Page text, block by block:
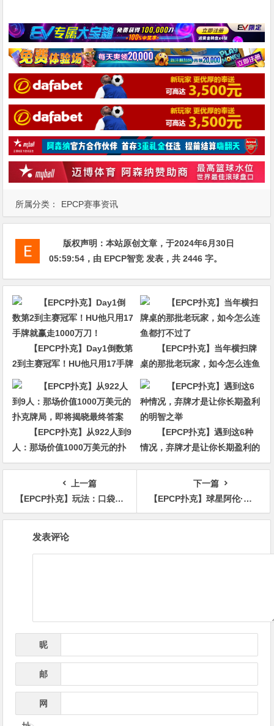
所属分类： EPCP赛事资讯
版权声明：本站原创文章，于2024年6月30日
05:59:54 ，由 EPCP智竞 发表，共 2446 字。
【EPCP扑克】Day1倒数第
2到主赛冠军！HU他只用17手牌
就赢走1000万刀！
【EPCP扑克】当年横扫牌
桌的那批老玩家，如今怎么连鱼
都打不过了
【EPCP扑克】从922人到9
人：那场价值1000万美元的扑
克牌局，即将揭晓最终答案
【EPCP扑克】遇到这6种
情况，弃牌才是让你长期盈利的
明智之举
上一篇
【EPCP扑克】玩法：口袋10在9高翻牌面被全压，跟注还是弃牌？
下一篇
【EPCP扑克】球星阿伦·艾弗森染酗酒赌博恶习挥霍2亿收入后，迎来人生下半场的机会
发表评论
昵
邮
网